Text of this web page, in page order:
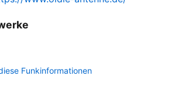
Funkinformationen